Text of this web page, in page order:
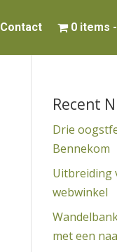
Contact 0 items
Recent
Drie
Bennekom
Uitbreiding
webwinkel
met een